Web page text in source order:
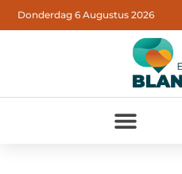
Donderdag 6 Augustus 2026